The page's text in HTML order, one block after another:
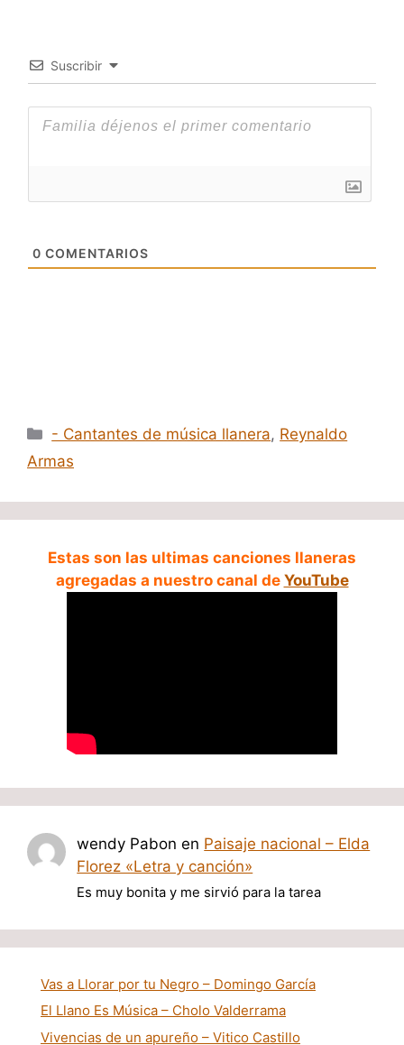
Suscribir
0 COMENTARIOS
Categorías
- Cantantes de música llanera, Reynaldo
Armas
Estas son las ultimas canciones llaneras
agregadas a nuestro canal de YouTube
wendy Pabon en Paisaje nacional – Elda
Florez «Letra y canción»
Es muy bonita y me sirvió para la tarea
Vas a Llorar por tu Negro – Domingo García
El Llano Es Música – Cholo Valderrama
Vivencias de un apureño – Vitico Castillo